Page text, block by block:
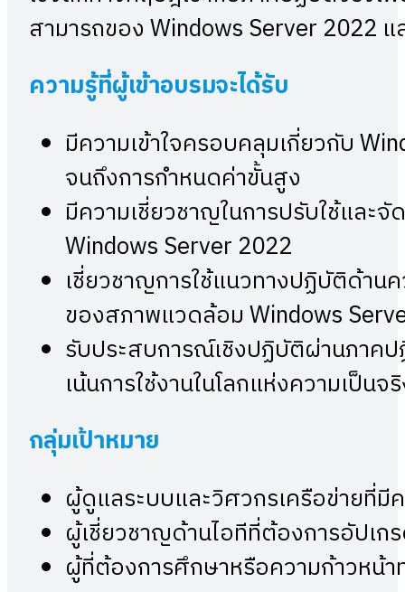
สามารถของ Windows Server 2022
ความรู้ที่ผู้เข้าอบรมจะได้รับ
มีความเข้าใจครอบคลุมเกี่ยวกับ
จนถึงการกำหนดค่าขั้นสูง
มีความเชี่ยวชาญในการปรับใช้และ
Windows Server 2022
เชี่ยวชาญการใช้แนวทางปฏิบัติด้า
ของสภาพแวดล้อม Windows
รับประสบการณ์เชิงปฏิบัติผ่านภาค
เน้นการใช้งานในโลกแห่งความเป็นจ
กลุ่มเป้าหมาย
ผู้ดูแลระบบและวิศวกรเครือข่ายที่
ผู้เชี่ยวชาญด้านไอทีที่ต้องการอัปเก
ผู้ที่ต้องการศึกษาหรือความก้าวหน้า